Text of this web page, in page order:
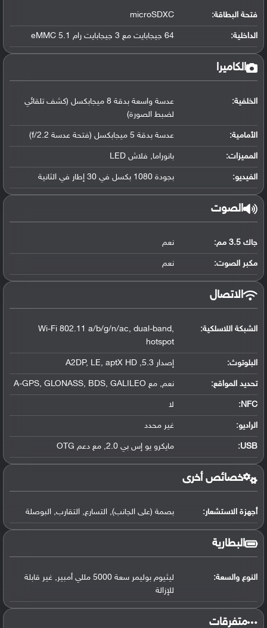
فتحة البطاقة: microSDXC
الداخلية: 64 جيجابايت مع 3 جيجابايت رام eMMC 5.1
الكاميرا
الخلفية:
عدسة واسعة بدقة 8 ميجابكسل (كشف تلقائي
لضبط الصورة)
الأمامية: عدسة بدقة 5 ميجابكسل (فتحة عدسة f/2.2)
المميزات: بانوراما, فلاش LED
الفيديو: بجودة 1080 بكسل في 30 إطار في الثانية
الصوت
جاك 3.5 مم: نعم
مكبر الصوت: نعم
الاتصال
الشبكة اللاسلكية:
Wi-Fi 802.11 a/b/g/n/ac, dual-band,
hotspot
البلوتوث: إصدار 5.3, A2DP, LE, aptX HD
تحديد المواقع: نعم, مع A-GPS, GLONASS, BDS, GALILEO
NFC
: لا
الراديو: غير محدد
USB
: مايكرو يو إس بي 2.0, مع دعم OTG
خصائص أخرى
أجهزة الاستشعار: بصمة (على الجانب), التسارع, التقارب, البوصلة
البطارية
النوع والسعة:
ليثيوم بوليمر سعة 5000 مللي أمبير, غير قابلة
للإزالة
‏متفرقات‏